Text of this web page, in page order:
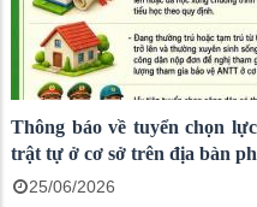
Thông báo về tuyển chọn
trật tự ở cơ sở trên địa bàn
25/06/2026